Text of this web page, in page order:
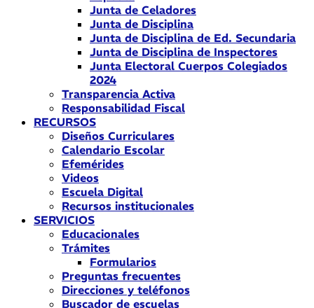
Junta de Celadores
Junta de Disciplina
Junta de Disciplina de Ed. Secundaria
Junta de Disciplina de Inspectores
Junta Electoral Cuerpos Colegiados
2024
Transparencia Activa
Responsabilidad Fiscal
RECURSOS
Diseños Curriculares
Calendario Escolar
Efemérides
Videos
Escuela Digital
Recursos institucionales
SERVICIOS
Educacionales
Trámites
Formularios
Preguntas frecuentes
Direcciones y teléfonos
Buscador de escuelas